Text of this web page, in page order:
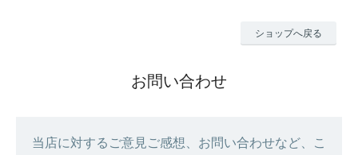
ショップへ戻る
お問い合わせ
当店に対するご意見ご感想、お問い合わせなど、こ